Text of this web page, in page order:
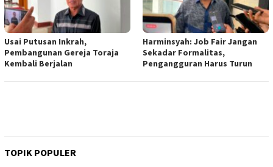
Usai Putusan Inkrah,
Pembangunan Gereja Toraja
Kembali Berjalan
Harminsyah: Job Fair Jangan
Sekadar Formalitas,
Pengangguran Harus Turun
TOPIK POPULER